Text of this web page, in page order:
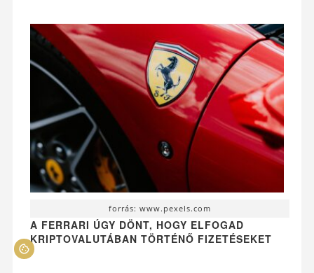
forrás: www.pexels.com
A FERRARI ÚGY DÖNT, HOGY ELFOGAD
KRIPTOVALUTÁBAN TÖRTÉNŐ FIZETÉSEKET